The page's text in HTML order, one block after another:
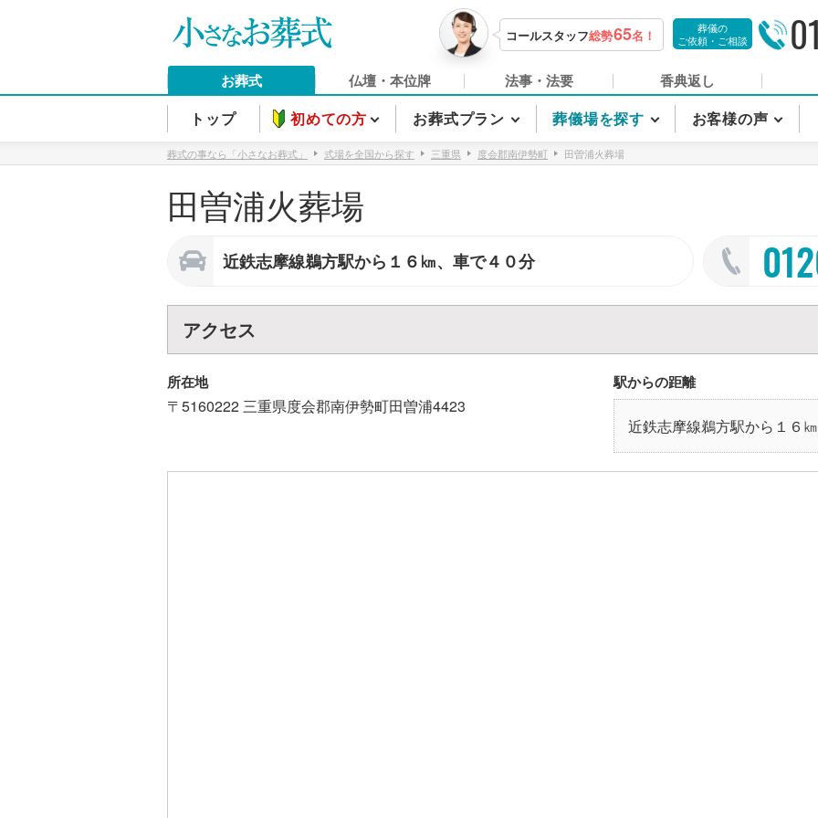
コールスタッフ総勢65名！
葬儀の
ご依頼・ご相談
お葬式 仏壇・本位牌 法事・法要 香典返し
トップ 初めての方 お葬式プラン 葬儀場を探す お客様の声
葬式の事なら「小さなお葬式」 式場を全国から探す 三重県 度会郡南伊勢町 田曽浦火葬場
田曽浦火葬場
近鉄志摩線鵜方駅から１６㎞、車で４０分
アクセス
所在地
〒5160222三重県度会郡南伊勢町田曽浦4423
駅からの距離
近鉄志摩線鵜方駅から１６